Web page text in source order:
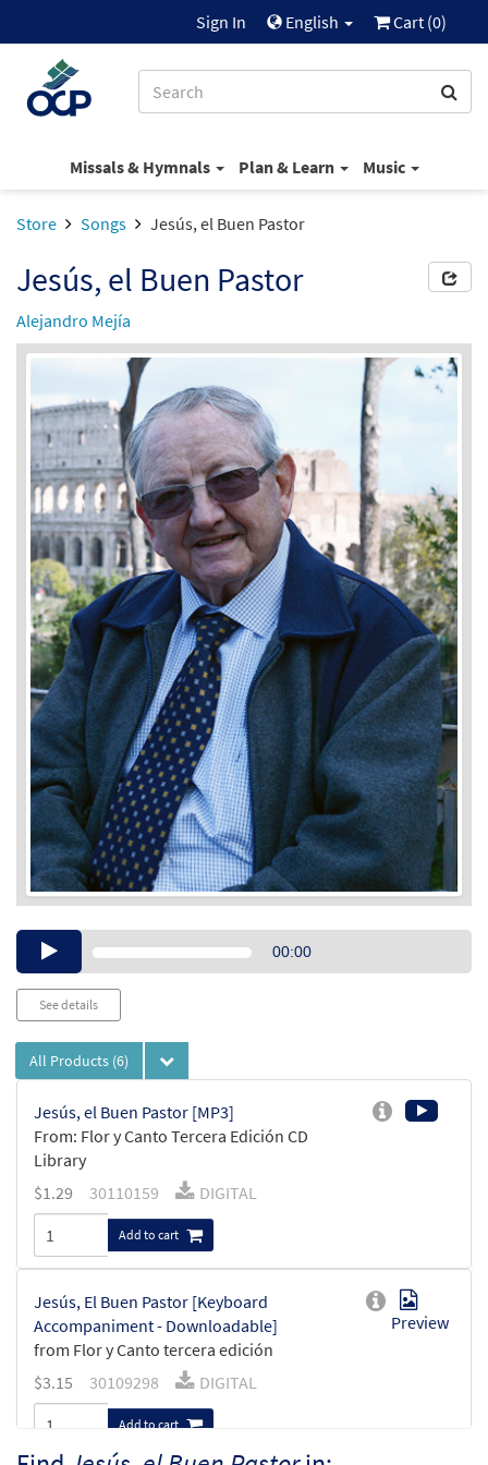
Sign In English Cart (0)
Missals & Hymnals Plan & Learn Music
Store Songs Jesús, el Buen Pastor
Jesús, el Buen Pastor
Alejandro Mejía
Audio00:00
See details
All Products (6)
Jesús, el Buen Pastor [MP3]
From: Flor y Canto Tercera Edición CD
Library
$1.29 30110159 DIGITAL
Add to cart
Jesús, El Buen Pastor [Keyboard
Accompaniment - Downloadable]
from Flor y Canto tercera edición
Preview
$3.15 30109298 DIGITAL
Add to cart